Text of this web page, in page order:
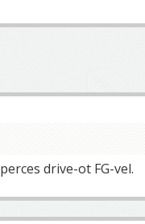
drive-ot FG-vel.